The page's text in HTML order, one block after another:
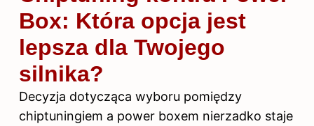
Box: Która opcja jest
lepsza dla Twojego
silnika?
Decyzja dotycząca wyboru pomiędzy
chiptuningiem a power boxem nierzadko staje